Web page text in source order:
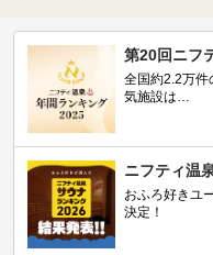
第20回ニフ
全国約2.2万件
気施設は…
ニフティ温
おふろ好きユ
決定！